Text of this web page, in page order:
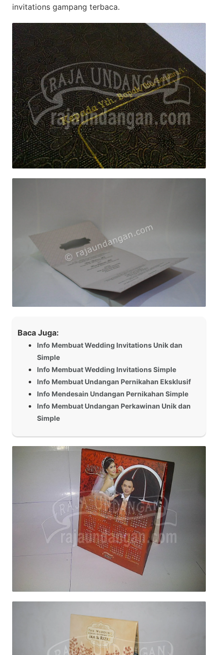
invitations gampang terbaca.
Baca Juga:
Info Membuat Wedding Invitations Unik dan
Simple
Info Membuat Wedding Invitations Simple
Info Membuat Undangan Pernikahan Eksklusif
Info Mendesain Undangan Pernikahan Simple
Info Membuat Undangan Perkawinan Unik dan
Simple